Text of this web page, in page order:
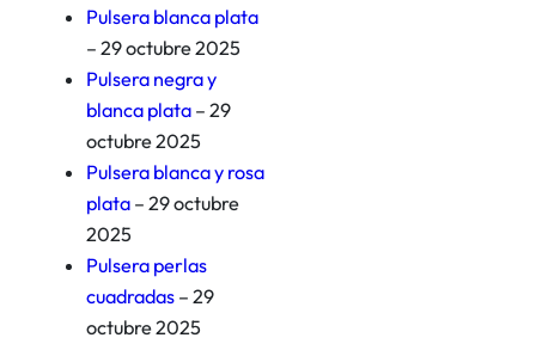
Pulsera blanca plata
– 29 octubre 2025
Pulsera negra y
blanca plata – 29
octubre 2025
Pulsera blanca y rosa
plata – 29 octubre
2025
Pulsera perlas
cuadradas – 29
octubre 2025